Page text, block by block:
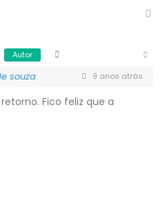
Autor
souza 9 anos atrás
Fico feliz que a